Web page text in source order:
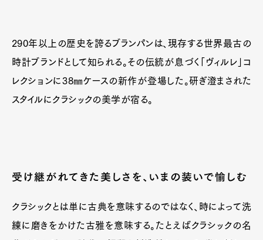
290年以上の歴史を誇るブランパンは、現存する世界最古の
時計ブランドとして知られる。その伝統が息づく「ヴィルレ」コ
レクションに38㎜ケースの新作が登場した。研ぎ澄まされた
スタイルにクラシックの美学が宿る。
受け継がれてきた美しさを、いまの装いで愉しむ
クラシックとは単に古典を意味するのではなく、時によって洗
練に磨きをかけた古雅を意味する。たとえばクラシックの名